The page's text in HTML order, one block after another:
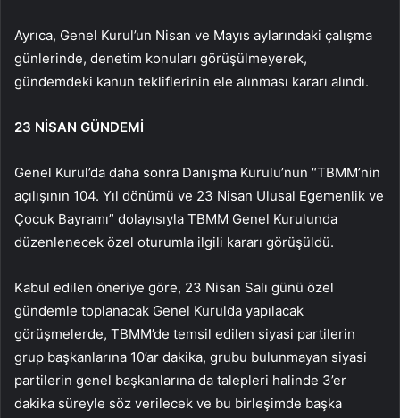
Ayrıca, Genel Kurul’un Nisan ve Mayıs aylarındaki çalışma
günlerinde, denetim konuları görüşülmeyerek,
gündemdeki kanun tekliflerinin ele alınması kararı alındı.
23 NİSAN GÜNDEMİ
Genel Kurul’da daha sonra Danışma Kurulu’nun “TBMM’nin
açılışının 104. Yıl dönümü ve 23 Nisan Ulusal Egemenlik ve
Çocuk Bayramı” dolayısıyla TBMM Genel Kurulunda
düzenlenecek özel oturumla ilgili kararı görüşüldü.
Kabul edilen öneriye göre, 23 Nisan Salı günü özel
gündemle toplanacak Genel Kurulda yapılacak
görüşmelerde, TBMM’de temsil edilen siyasi partilerin
grup başkanlarına 10’ar dakika, grubu bulunmayan siyasi
partilerin genel başkanlarına da talepleri halinde 3’er
dakika süreyle söz verilecek ve bu birleşimde başka